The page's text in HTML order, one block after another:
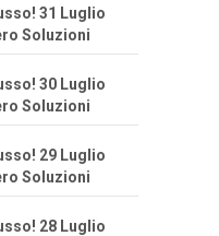
31 Luglio
Soluzioni
30 Luglio
Soluzioni
29 Luglio
Soluzioni
28 Luglio